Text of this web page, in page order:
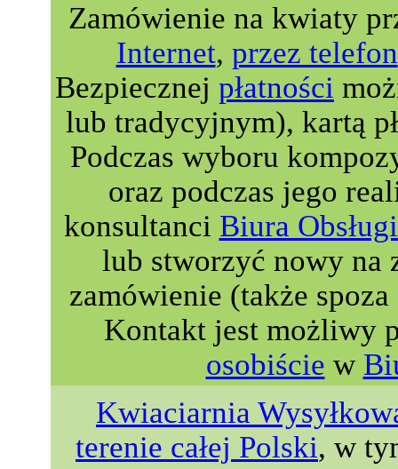
Zamówienie na kwiaty
Internet, przez telefon
Bezpiecznej płatności
lub tradycyjnym), kartą
Podczas wyboru
oraz podczas jego
konsultanci Biura
lub stworzyć nowy na
zamówienie (także
Kontakt jest możliwy
osobiście w
Kwiaciarnia
terenie całej Polski, w